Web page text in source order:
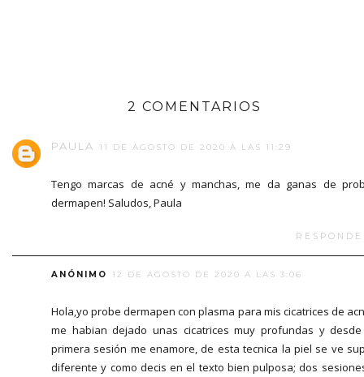
2 COMENTARIOS
PAULA 11 DE AGOSTO DE 2020 A LAS 11:29
Tengo marcas de acné y manchas, me da ganas de
dermapen! Saludos, Paula
ANÓNIMO 12 DE AGOSTO DE 2020 A LAS 3:06
Hola,yo probe dermapen con plasma para mis cicatrices de
me habian dejado unas cicatrices muy profundas y
primera sesión me enamore, de esta tecnica la piel se ve
diferente y como decis en el texto bien pulposa; dos